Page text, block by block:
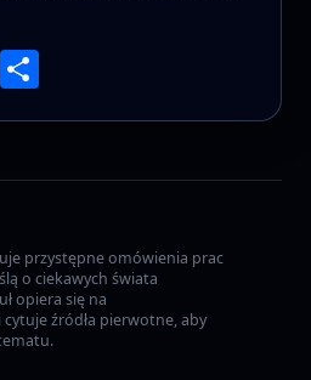
Podziel
się
przystępne omówienia prac
o ciekawych świata
opiera się na
źródła pierwotne, aby